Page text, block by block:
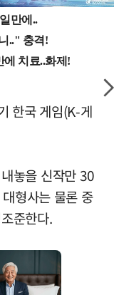
한국 게임(K-게
놓을 신작만 30
형사는 물론 중
준한다.